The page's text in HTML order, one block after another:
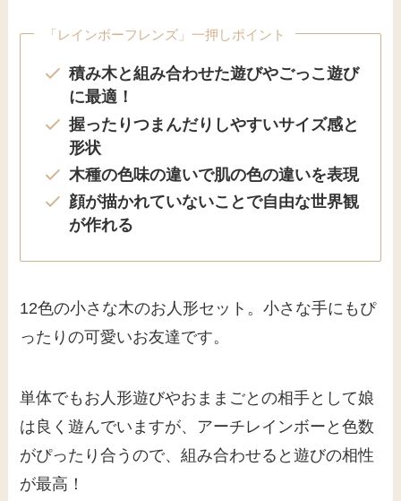
握ったりつまんだりしやすいサイズ感と
木種の色味の違いで肌の色の違いを表現
顔が描かれていないことで自由な世界観
が作れる
12色の小さな木のお人形セット。小さな手にもぴ
単体でもお人形遊びやおままごとの相手として娘
は良く遊んでいますが、アーチレインボーと色数
が最高！